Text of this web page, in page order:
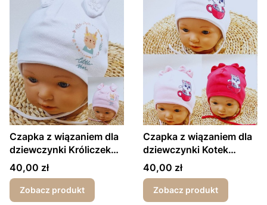
Czapka z wiązaniem dla
dziewczynki Króliczek
wiosna/jesień
Cena
40,00 zł
Zobacz produkt
Czapka z wiązaniem dla
dziewczynki Kotek
wiosna/jesień
Cena
40,00 zł
Zobacz produkt